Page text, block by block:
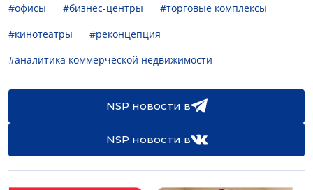
#офисы #бизнес-центры
#торговые комплексы
#кинотеатры
#реконцепция
#аналитика коммерческой недвижимости
NSP новости в
NSP новости в